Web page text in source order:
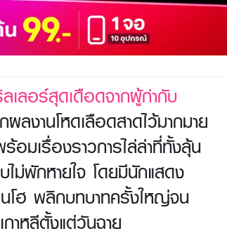
เลอร์สุดเดือดจากผู้กำกับ
ลงานโหดเลือดสาดไว้มากมาย
ร้อมเรื่องราวการไล่ล่าที่ทั้งลุ้น
ไม่พักหายใจ โดยมีนักแสดง
โฮ พลิกบทบาทครั้งใหญ่จน
กาหลีตั้งแต่วันฉาย